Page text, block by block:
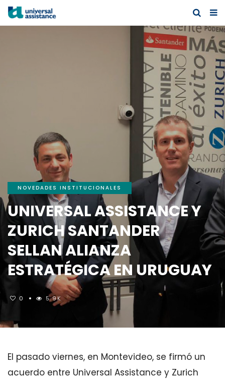
NOVEDADES INSTITUCIONALES
UNIVERSAL ASSISTANCE Y
ZURICH SANTANDER
SELLAN ALIANZA
ESTRATÉGICA EN URUGUAY
0 5.9K
El pasado viernes, en Montevideo, se firmó un
acuerdo entre Universal Assistance y Zurich